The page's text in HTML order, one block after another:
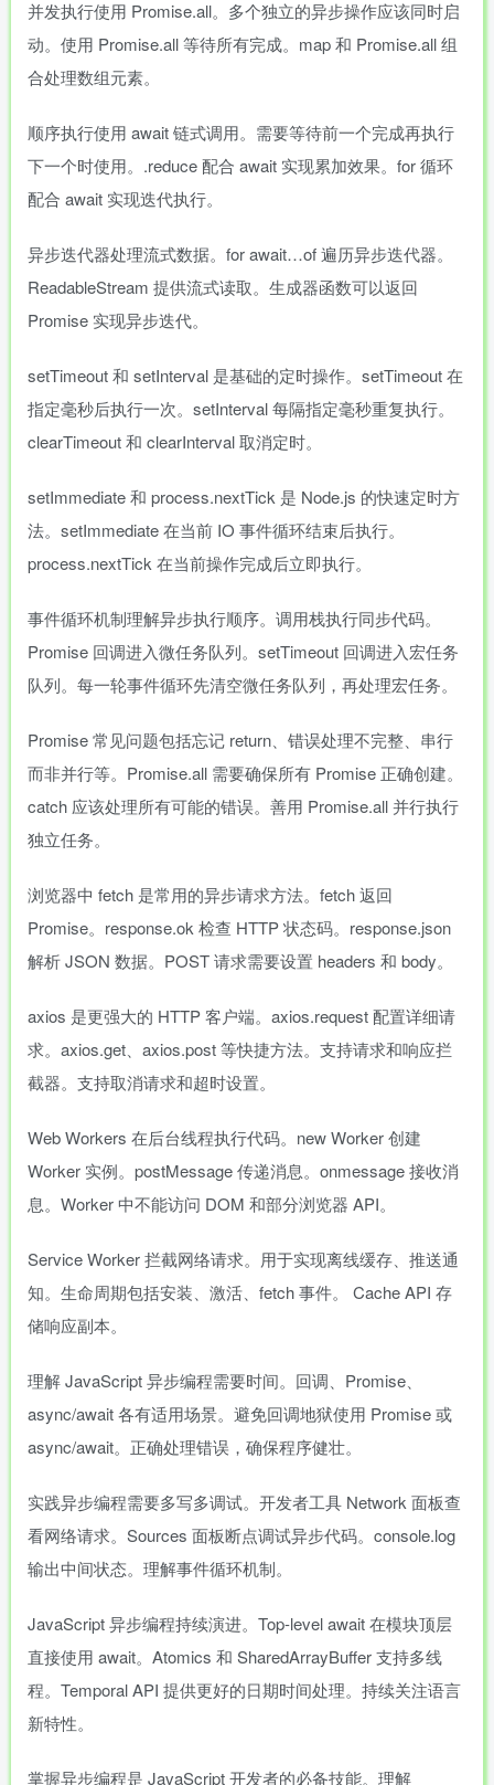
并发执行使用 Promise.all。多个独立的异步操作应该同时启
动。使用 Promise.all 等待所有完成。map 和 Promise.all 组
合处理数组元素。
顺序执行使用 await 链式调用。需要等待前一个完成再执行
下一个时使用。.reduce 配合 await 实现累加效果。for 循环
配合 await 实现迭代执行。
异步迭代器处理流式数据。for await…of 遍历异步迭代器。
ReadableStream 提供流式读取。生成器函数可以返回
Promise 实现异步迭代。
setTimeout 和 setInterval 是基础的定时操作。setTimeout 在
指定毫秒后执行一次。setInterval 每隔指定毫秒重复执行。
clearTimeout 和 clearInterval 取消定时。
setImmediate 和 process.nextTick 是 Node.js 的快速定时方
法。setImmediate 在当前 IO 事件循环结束后执行。
process.nextTick 在当前操作完成后立即执行。
事件循环机制理解异步执行顺序。调用栈执行同步代码。
Promise 回调进入微任务队列。setTimeout 回调进入宏任务
队列。每一轮事件循环先清空微任务队列，再处理宏任务。
Promise 常见问题包括忘记 return、错误处理不完整、串行
而非并行等。Promise.all 需要确保所有 Promise 正确创建。
catch 应该处理所有可能的错误。善用 Promise.all 并行执行
独立任务。
浏览器中 fetch 是常用的异步请求方法。fetch 返回
Promise。response.ok 检查 HTTP 状态码。response.json
解析 JSON 数据。POST 请求需要设置 headers 和 body。
axios 是更强大的 HTTP 客户端。axios.request 配置详细请
求。axios.get、axios.post 等快捷方法。支持请求和响应拦
截器。支持取消请求和超时设置。
Web Workers 在后台线程执行代码。new Worker 创建
Worker 实例。postMessage 传递消息。onmessage 接收消
息。Worker 中不能访问 DOM 和部分浏览器 API。
Service Worker 拦截网络请求。用于实现离线缓存、推送通
知。生命周期包括安装、激活、fetch 事件。 Cache API 存
储响应副本。
理解 JavaScript 异步编程需要时间。回调、Promise、
async/await 各有适用场景。避免回调地狱使用 Promise 或
async/await。正确处理错误，确保程序健壮。
实践异步编程需要多写多调试。开发者工具 Network 面板查
看网络请求。Sources 面板断点调试异步代码。console.log
输出中间状态。理解事件循环机制。
JavaScript 异步编程持续演进。Top-level await 在模块顶层
直接使用 await。Atomics 和 SharedArrayBuffer 支持多线
程。Temporal API 提供更好的日期时间处理。持续关注语言
新特性。
掌握异步编程是 JavaScript 开发者的必备技能。理解